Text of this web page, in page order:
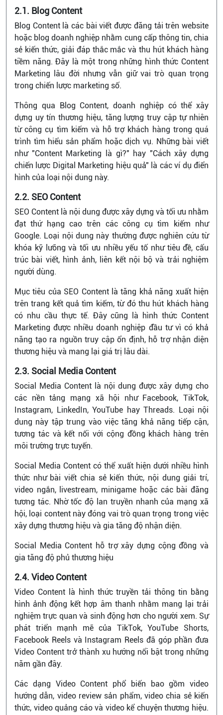
2.1. Blog Content
Blog Content là các bài viết được đăng tải trên website
hoặc blog doanh nghiệp nhằm cung cấp thông tin, chia
sẻ kiến thức, giải đáp thắc mắc và thu hút khách hàng
tiềm năng. Đây là một trong những hình thức Content
Marketing lâu đời nhưng vẫn giữ vai trò quan trọng
trong chiến lược marketing số.
Thông qua Blog Content, doanh nghiệp có thể xây
dựng uy tín thương hiệu, tăng lượng truy cập tự nhiên
từ công cụ tìm kiếm và hỗ trợ khách hàng trong quá
trình tìm hiểu sản phẩm hoặc dịch vụ. Những bài viết
như "Content Marketing là gì?" hay "Cách xây dựng
chiến lược Digital Marketing hiệu quả" là các ví dụ điển
hình của loại nội dung này.
2.2. SEO Content
SEO Content là nội dung được xây dựng và tối ưu nhằm
đạt thứ hạng cao trên các công cụ tìm kiếm như
Google. Loại nội dung này thường được nghiên cứu từ
khóa kỹ lưỡng và tối ưu nhiều yếu tố như tiêu đề, cấu
trúc bài viết, hình ảnh, liên kết nội bộ và trải nghiệm
người dùng.
Mục tiêu của SEO Content là tăng khả năng xuất hiện
trên trang kết quả tìm kiếm, từ đó thu hút khách hàng
có nhu cầu thực tế. Đây cũng là hình thức Content
Marketing được nhiều doanh nghiệp đầu tư vì có khả
năng tạo ra nguồn truy cập ổn định, hỗ trợ nhận diện
thương hiệu và mang lại giá trị lâu dài.
2.3. Social Media Content
Social Media Content là nội dung được xây dựng cho
các nền tảng mạng xã hội như Facebook, TikTok,
Instagram, LinkedIn, YouTube hay Threads. Loại nội
dung này tập trung vào việc tăng khả năng tiếp cận,
tương tác và kết nối với cộng đồng khách hàng trên
môi trường trực tuyến.
Social Media Content có thể xuất hiện dưới nhiều hình
thức như bài viết chia sẻ kiến thức, nội dung giải trí,
video ngắn, livestream, minigame hoặc các bài đăng
tương tác. Nhờ tốc độ lan truyền nhanh của mạng xã
hội, loại content này đóng vai trò quan trọng trong việc
xây dựng thương hiệu và gia tăng độ nhận diện.
Social Media Content hỗ trợ xây dựng cộng đồng và
gia tăng độ phủ thương hiệu
2.4. Video Content
Video Content là hình thức truyền tải thông tin bằng
hình ảnh động kết hợp âm thanh nhằm mang lại trải
nghiệm trực quan và sinh động hơn cho người xem. Sự
phát triển mạnh mẽ của TikTok, YouTube Shorts,
Facebook Reels và Instagram Reels đã góp phần đưa
Video Content trở thành xu hướng nổi bật trong những
năm gần đây.
Các dạng Video Content phổ biến bao gồm video
hướng dẫn, video review sản phẩm, video chia sẻ kiến
thức, video quảng cáo và video kể chuyện thương hiệu.